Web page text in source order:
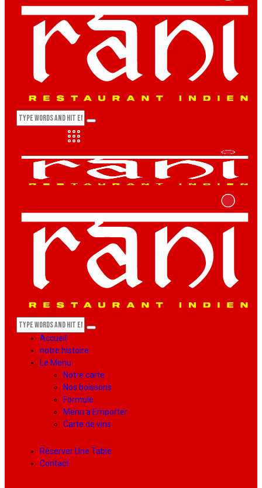
Accueil
notre histoire
Le Menu
Notre carte
Nos boissons
Formule
Menu a Emporter
Carte de vins
Réserver Une Table
Contact